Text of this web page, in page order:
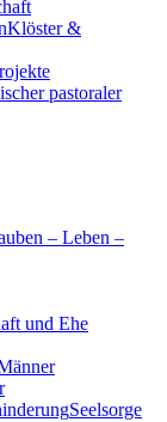
Klöster &
pastoraler
– Leben –
und Ehe
Seelsorge